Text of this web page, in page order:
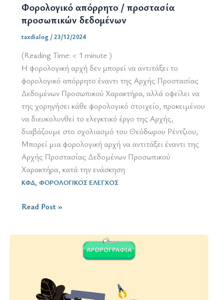
Φορολογικό απόρρητο / προστασία
προσωπικών δεδομένων
taxdialog /23/12/2024
(Reading Time: < 1 minute )
Η φορολογική αρχή δεν μπορεί να αντιτάξει το
φορολογικό απόρρητο έναντι της Αρχής Προστασίας
Δεδομένων Προσωπικού Χαρακτήρα, αλλά οφείλει να
της χορηγήσει κάθε φορολογικό στοιχείο, προκειμένου
να διευκολυνθεί το ελεγκτικό έργο της Αρχής,
διαβάζουμε στο σχολιασμό του Θεόδωρου Ρέντζιου,
Μπορεί μια φορολογική αρχή να αντιτάξει έναντι της
Αρχής Προστασίας Δεδομένων Προσωπικού
Χαρακτήρα, κατά την ενάσκηση
ΚΦΔ, ΦΟΡΟΛΟΓΙΚΟΣ ΕΛΕΓΧΟΣ
Φορολογικό
Read Post »